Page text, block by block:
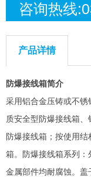
咨询热线
产品详情
防爆接线箱简介
采用铝合金压铸或不
质安全型防爆接线箱
防爆接线箱；按使用
箱。防爆接线箱系列
金属部件均耐腐蚀。